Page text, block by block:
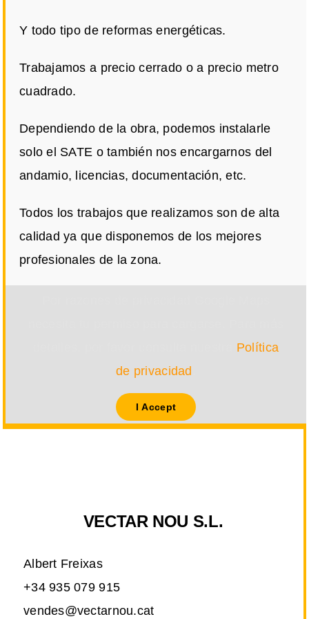
Y todo tipo de reformas energéticas.
Trabajamos a precio cerrado o a precio metro
cuadrado.
Dependiendo de la obra, podemos instalarle
solo el SATE o también nos encargarnos del
andamio, licencias, documentación, etc.
Todos los trabajos que realizamos son de alta
calidad ya que disponemos de los mejores
profesionales de la zona.
Política
de privacidad
I Accept
VECTAR NOU S.L.
Albert Freixas
+34 935 079 915
vendes@vectarnou.cat